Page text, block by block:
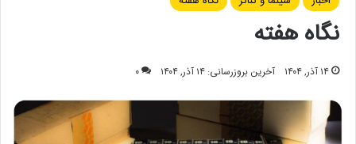
نگاه هفته
۱۴ آذر, ۱۴۰۴ آخرین بروزرسانی: ۱۴ آذر, ۱۴۰۴ ۰